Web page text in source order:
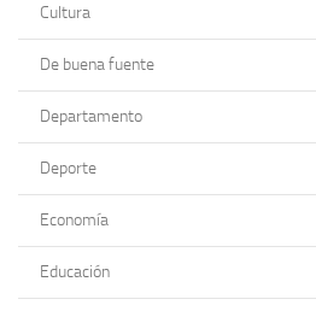
Cultura
De buena fuente
Departamento
Deporte
Economía
Educación